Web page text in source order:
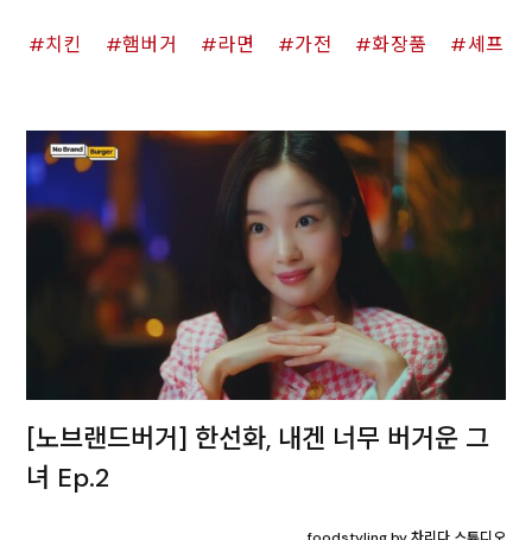
치킨 햄버거 라면 가전 화장품 셰프
[노브랜드버거] 한선화, 내겐 너무 버거운 그
녀 Ep.2